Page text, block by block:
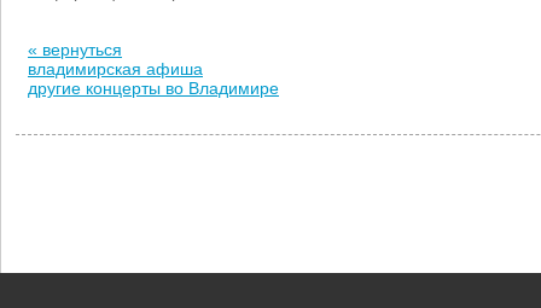
« вернуться
владимирская афиша
другие концерты во Владимире